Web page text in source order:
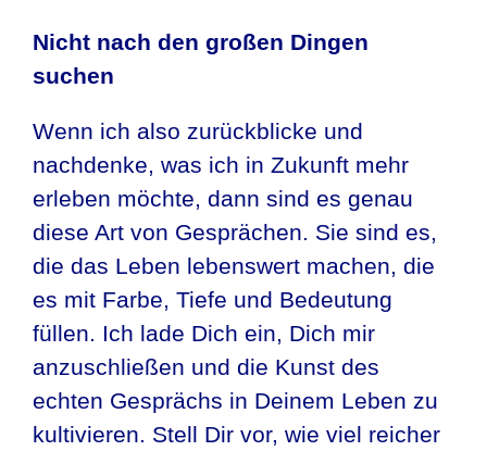
Nicht nach den großen Dingen
suchen
Wenn ich also zurückblicke und
nachdenke, was ich in Zukunft mehr
erleben möchte, dann sind es genau
diese Art von Gesprächen. Sie sind es,
die das Leben lebenswert machen, die
es mit Farbe, Tiefe und Bedeutung
füllen. Ich lade Dich ein, Dich mir
anzuschließen und die Kunst des
echten Gesprächs in Deinem Leben zu
kultivieren. Stell Dir vor, wie viel reicher